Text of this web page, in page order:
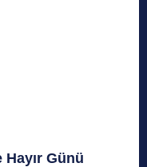
Hayır Günü